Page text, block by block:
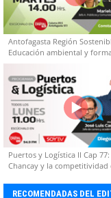
Antofagasta Región
Educación ambiental y
capacidades técnicas
Puertos y Logística II Cap
Chancay y la competitividad
RECOMENDADAS DEL